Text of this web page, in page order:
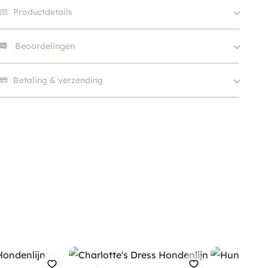
Productdetails
Kleur
Merk
Bobby
Materiaal
SKU
210000019326
Beoordelingen
Betaling & verzending